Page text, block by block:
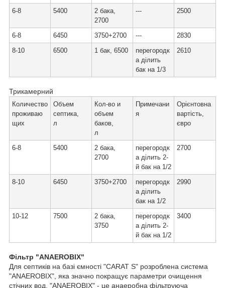
6-8 5400
2 бака,
2700
--- 2500
6-8 6450 3750+2700 ---
2830
8-10
6500 1 бак, 6500
перегородк
а ділить
бак на 1/3
2610
Трикамерний
Количество
проживаю
щих
Объем
септика,
л
Кол-во и
объем
баков,
л
Примечани
я
Орієнтовна
вартість,
євро
6-8 5400
2 бака,
2700
перегородк
а ділить 2-
й бак на 1/2
2700
8-10 6450 3750+2700
перегородк
а ділить
бак на 1/2
2990
10-12 7500
2 бака,
3750
перегородк
а ділить 2-
й бак на 1/2
3400
Фільтр "ANAEROBIX"
Для септиків на базі ємності "CARAT S" розроблена система
"ANAEROBIX", яка значно покращує параметри очищення
стічних вод. "ANAEROBIX" - це анаеробна фільтруюча